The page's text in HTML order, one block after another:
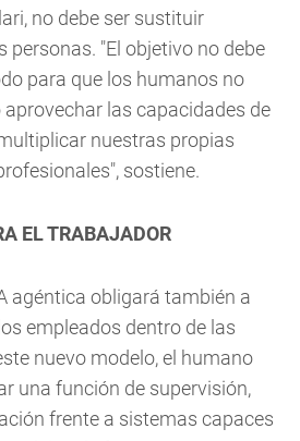
no debe ser sustituir
personas. "El objetivo no debe
para que los humanos no
las capacidades de
nuestras propias
sostiene.
EL TRABAJADOR
agéntica obligará también a
empleados dentro de las
nuevo modelo, el humano
una función de supervisión,
frente a sistemas capaces